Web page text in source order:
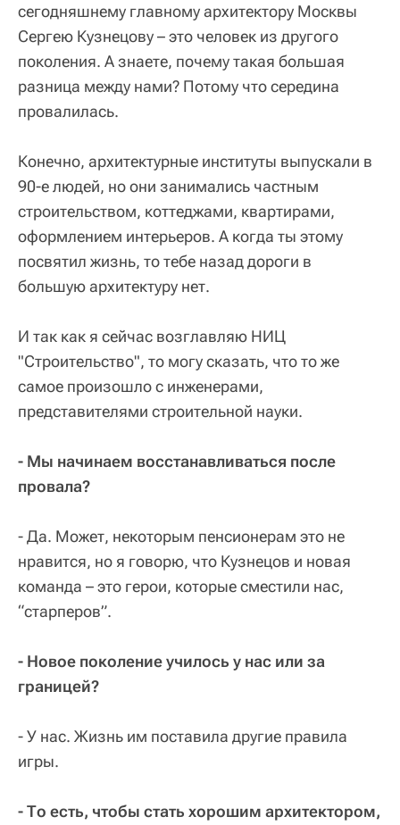
сегодняшнему главному архитектору Москвы
Сергею Кузнецову – это человек из другого
поколения. А знаете, почему такая большая
разница между нами? Потому что середина
провалилась.
Конечно, архитектурные институты выпускали в
90-е людей, но они занимались частным
строительством, коттеджами, квартирами,
оформлением интерьеров. А когда ты этому
посвятил жизнь, то тебе назад дороги в
большую архитектуру нет.
И так как я сейчас возглавляю НИЦ
"Строительство", то могу сказать, что то же
самое произошло с инженерами,
представителями строительной науки.
- Мы начинаем восстанавливаться после
провала?
- Да. Может, некоторым пенсионерам это не
нравится, но я говорю, что Кузнецов и новая
команда – это герои, которые сместили нас,
“старперов”.
- Новое поколение училось у нас или за
границей?
- У нас. Жизнь им поставила другие правила
игры.
- То есть, чтобы стать хорошим архитектором,